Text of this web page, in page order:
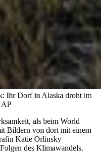
Ihr Dorf in Alaska droht im
als beim World
Bildern von dort mit einem
Katie Orlinsky
des Klimawandels.